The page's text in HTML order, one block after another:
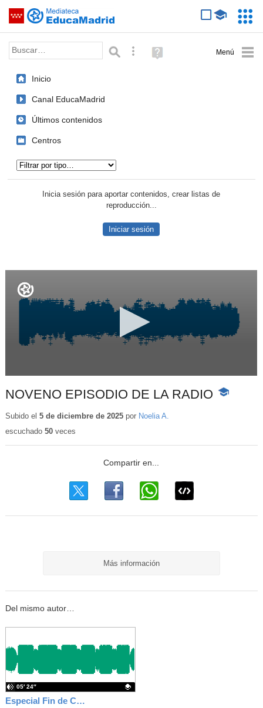
Saltar navegación
Palabra o frase: Búsqueda avanzada
Ayuda
(en
Inicio
Canal EducaMadrid
Últimos contenidos
Centros
Inicia sesión para aportar contenidos, crear listas de
reproducción...
Iniciar sesión
NOVENO EPISODIO DE LA RADIO
-
Subido el 5 de diciembre de 2025por Noelia A.
escuchado 50veces
Más información
Del mismo autor…
Especial Fin de Curso: ¡Feliz verano!
05′ 24″